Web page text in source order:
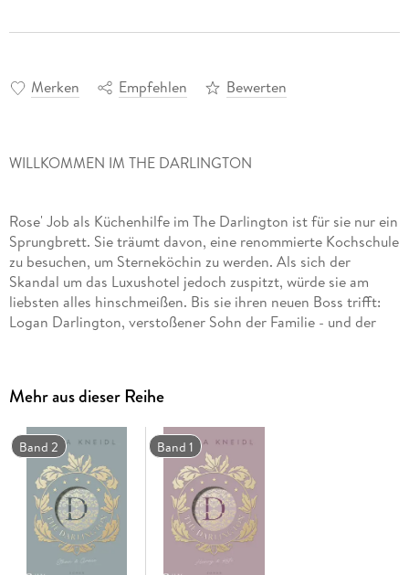
Merken Empfehlen Bewerten
WILLKOMMEN IM THE DARLINGTON
Rose' Job als Küchenhilfe im The Darlington ist für sie nur ein
Sprungbrett. Sie träumt davon, eine renommierte Kochschule
zu besuchen, um Sterneköchin zu werden. Als sich der
Skandal um das Luxushotel jedoch zuspitzt, würde sie am
liebsten alles hinschmeißen. Bis sie ihren neuen Boss trifft:
Logan Darlington, verstoßener Sohn der Familie - und der
ist der einzige Weg, um im Prozess gegen seinen Vater
belastende Beweise zu liefern. Doch als er Rose wiedersieht,
wird er von seinem Ziel abgelenkt. Denn sie geht ihm seit der
gemeinsamen Nacht nicht mehr aus dem Kopf.
Große Gefühle, packende Enthüllungen und eine
unvergessliche Nacht. Das spannende Finale um das
Londoner Luxushotel The Darlington.
Mehr aus dieser Reihe
Band 2 Band 1